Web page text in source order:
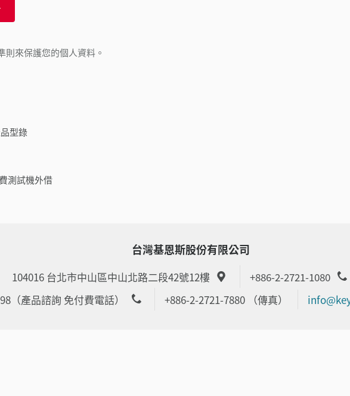
則來保護您的個人資料。
型錄
測試機外借
台灣基恩斯股份有限公司
104016 台北市中山區中山北路二段42號12樓
+886-2-2721-1080
（產品諮詢 免付費電話）
+886-2-2721-7880 （傳真）